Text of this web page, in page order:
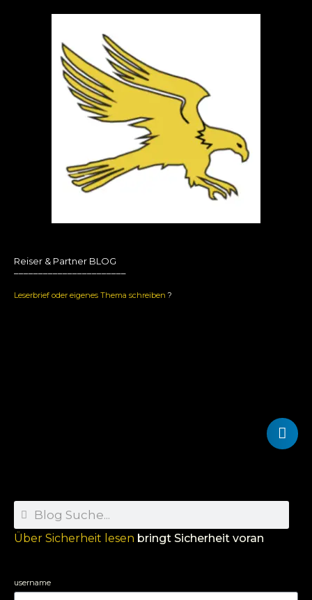
Reiser & Partner BLOG
Leserbrief oder eigenes Thema schreiben ?
Über Sicherheit lesen bringt Sicherheit voran
username